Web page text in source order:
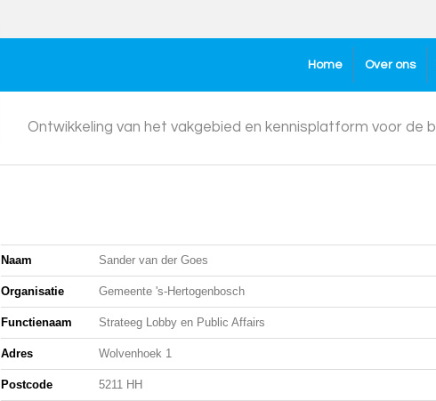
Home Over ons
Ontwikkeling van het vakgebied en kennisplatform voor de
Naam Sander van der Goes
Organisatie Gemeente 's-Hertogenbosch
Functienaam Strateeg Lobby en Public Affairs
Adres Wolvenhoek 1
Postcode 5211 HH